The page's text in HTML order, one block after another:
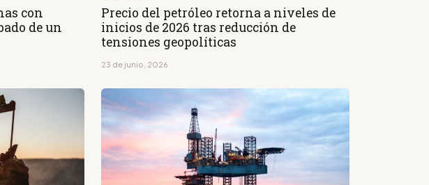
con
de un
Precio del petróleo retorna a niveles de
inicios de 2026 tras reducción de
tensiones geopolíticas
23 de junio, 2026